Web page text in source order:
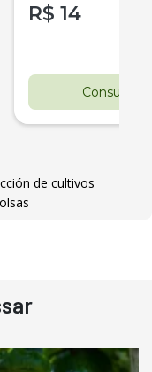
R$ 14
Consultar
de cultivos